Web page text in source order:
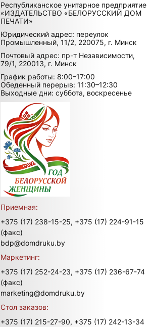
Республиканское унитарное предприятие
«ИЗДАТЕЛЬСТВО «БЕЛОРУССКИЙ ДОМ
ПЕЧАТИ»
Юридический адрес: переулок
Промышленный, 11/2, 220075, г. Минск
Почтовый адрес: пр-т Независимости,
79/1, 220013, г. Минск
График работы: 8:00–17:00
Обеденный перерыв: 11:30–12:30
Выходные дни: суббота, воскресенье
Приемная:
+375 (17) 238-15-25, +375 (17) 224-91-15
(факс)
bdp@domdruku.by
Маркетинг:
+375 (17) 252-24-23, +375 (17) 236-67-74
(факс)
marketing@domdruku.by
Стол заказов:
+375 (17) 215-27-90, +375 (17) 242-13-34